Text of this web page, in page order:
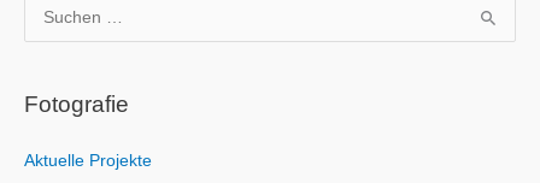
u
h
n
Fotografie
Aktuelle Projekte